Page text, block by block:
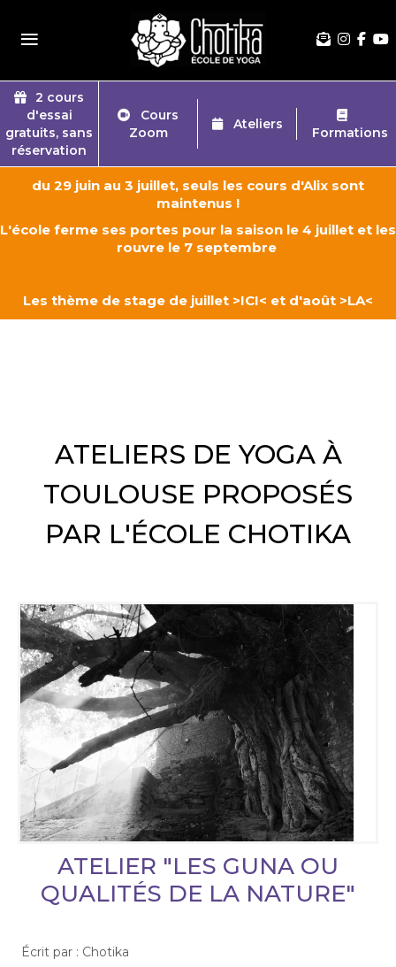
≡
2 cours
d'essai
gratuits, sans
réservation
Cours
Zoom
Ateliers
Formations
du 29 juin au 3 juillet, seuls les cours d'Alix sont
maintenus !
L'école ferme ses portes pour la saison le 4 juillet et les
rouvre le 7 septembre
Les thème de stage de juillet >ICI< et d'août >LA<
ATELIERS DE YOGA À
TOULOUSE PROPOSÉS
PAR L'ÉCOLE CHOTIKA
ATELIER "LES GUNA OU
QUALITÉS DE LA NATURE"
Écrit par : Chotika